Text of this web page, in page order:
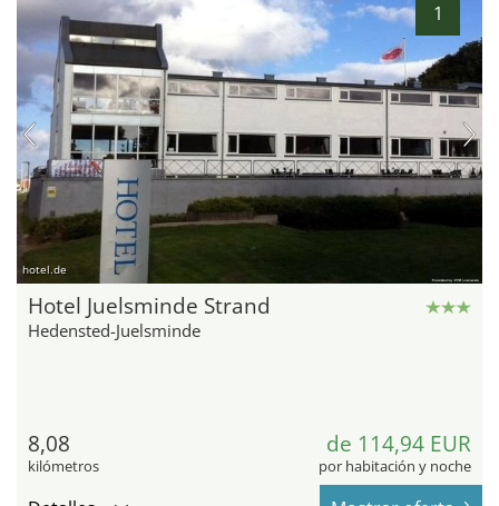
1
hotel.de
Hotel Juelsminde Strand
Hedensted-Juelsminde
8,08
kilómetros
de 114,94 EUR
por habitación y noche